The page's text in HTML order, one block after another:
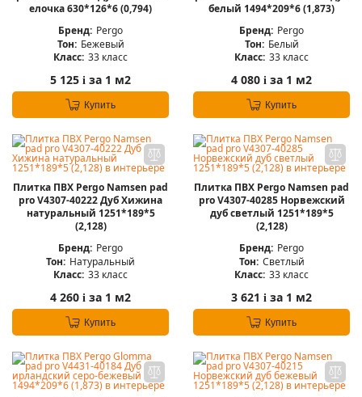
елочка 630*126*6 (0,794)
Бренд: Pergo
Тон: Бежевый
Класс: 33 класс
5 125 i за 1 м2
Купить
белый 1494*209*6 (1,873)
Бренд: Pergo
Тон: Белый
Класс: 33 класс
4 080 i за 1 м2
Купить
Плитка ПВХ Pergo Namsen pad
pro V4307-40222 Дуб Хижина
натуральный 1251*189*5
(2,128)
Бренд: Pergo
Тон: Натуральный
Класс: 33 класс
4 260 i за 1 м2
Купить
Плитка ПВХ Pergo Namsen pad
pro V4307-40285 Норвежский
дуб светлый 1251*189*5
(2,128)
Бренд: Pergo
Тон: Светлый
Класс: 33 класс
3 621 i за 1 м2
Купить